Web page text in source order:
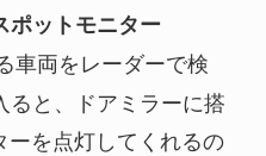
ポットモニター
車両をレーダーで検
ると、ドアミラーに搭
を点灯してくれるの